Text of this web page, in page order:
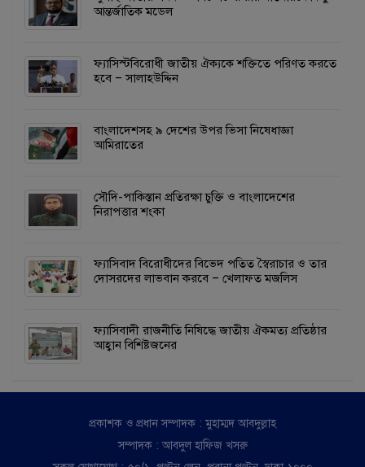
আন্তর্জাতিক মডেল
ফ্যাসিস্টবিরোধী জাতীয় ঐক্যকে শক্তিতে পরিণত করতে
হবে – সালাহউদ্দিন
বাংলাদেশসহ ৯ দেশের উপর ভিসা নিষেধাজ্ঞা
আমিরাতের
সৌদি-পাকিস্তান প্রতিরক্ষা চুক্তি ও বাংলাদেশের
নিরাপত্তার শংকা
ফ্যাসিবাদ বিরোধীদের বিভেদ পতিত স্বৈরাচার ও তার
দোসরদের লাভবান করবে – খেলাফত মজলিস
ফ্যাসিবাদী রাজনীতি নিষিদ্ধে জাতীয় ঐকমত্য প্রতিষ্ঠার
আহ্বান বিশিষ্টজনের
প্রকাশক ও প্রধান সম্পাদক : মুহাম্মদ আবদুল্লাহ
সম্পাদক : আবদুল হাফিজ খসরু